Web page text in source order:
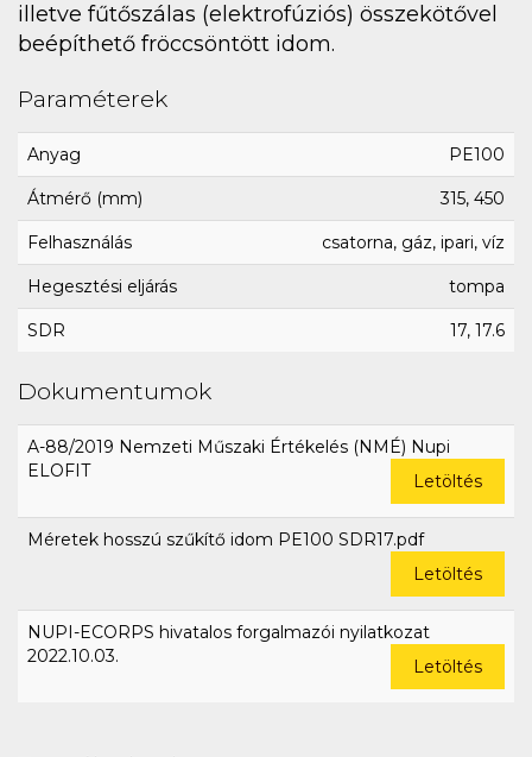
illetve fűtőszálas (elektrofúziós) összekötővel
beépíthető fröccsöntött idom.
Paraméterek
Anyag PE100
Átmérő (mm) 315, 450
Felhasználás csatorna, gáz, ipari, víz
Hegesztési eljárás tompa
SDR 17, 17.6
Dokumentumok
A-88/2019 Nemzeti Műszaki Értékelés (NMÉ) Nupi
ELOFIT
Letöltés
Méretek hosszú szűkítő idom PE100 SDR17.pdf
Letöltés
NUPI-ECORPS hivatalos forgalmazói nyilatkozat
2022.10.03.
Letöltés